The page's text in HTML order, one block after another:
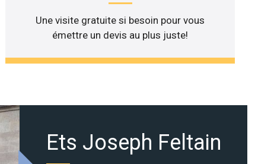
Une visite gratuite si besoin pour vous
émettre un devis au plus juste!
Ets Joseph Feltain